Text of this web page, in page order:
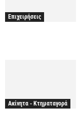
Επιχειρήσεις
Ακίνητα - Κτηματαγορά